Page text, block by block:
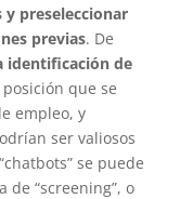
preseleccionar
previas. De
identificación de
que se
empleo, y
ser valiosos
se puede
“screening”, o